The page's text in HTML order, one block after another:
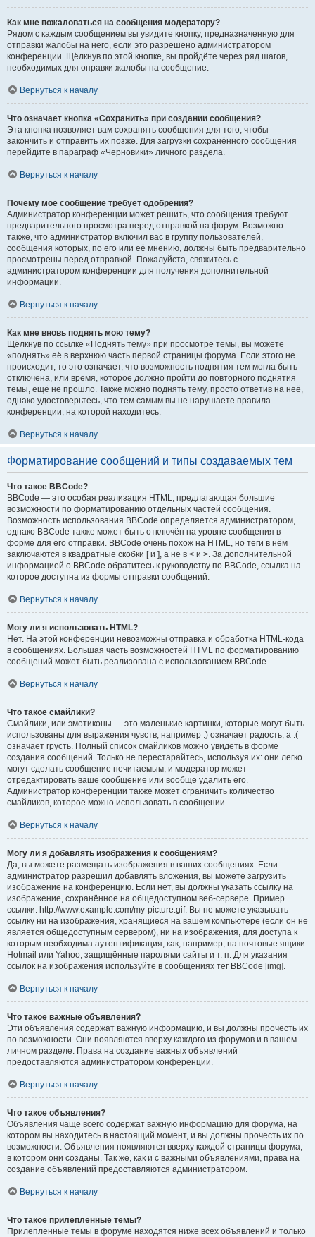
Как мне пожаловаться на сообщения модератору?
Рядом с каждым сообщением вы увидите кнопку, предназначенную для
отправки жалобы на него, если это разрешено администратором
конференции. Щёлкнув по этой кнопке, вы пройдёте через ряд шагов,
необходимых для оправки жалобы на сообщение.
Вернуться к началу
Что означает кнопка «Сохранить» при создании сообщения?
Эта кнопка позволяет вам сохранять сообщения для того, чтобы
закончить и отправить их позже. Для загрузки сохранённого сообщения
перейдите в параграф «Черновики» личного раздела.
Вернуться к началу
Почему моё сообщение требует одобрения?
Администратор конференции может решить, что сообщения требуют
предварительного просмотра перед отправкой на форум. Возможно
также, что администратор включил вас в группу пользователей,
сообщения которых, по его или её мнению, должны быть предварительно
просмотрены перед отправкой. Пожалуйста, свяжитесь с
администратором конференции для получения дополнительной
информации.
Вернуться к началу
Как мне вновь поднять мою тему?
Щёлкнув по ссылке «Поднять тему» при просмотре темы, вы можете
«поднять» её в верхнюю часть первой страницы форума. Если этого не
происходит, то это означает, что возможность поднятия тем могла быть
отключена, или время, которое должно пройти до повторного поднятия
темы, ещё не прошло. Также можно поднять тему, просто ответив на неё,
однако удостоверьтесь, что тем самым вы не нарушаете правила
конференции, на которой находитесь.
Вернуться к началу
Форматирование сообщений и типы создаваемых тем
Что такое BBCode?
BBCode — это особая реализация HTML, предлагающая большие
возможности по форматированию отдельных частей сообщения.
Возможность использования BBCode определяется администратором,
однако BBCode также может быть отключён на уровне сообщения в
форме для его отправки. BBCode очень похож на HTML, но теги в нём
заключаются в квадратные скобки [ и ], а не в < и >. За дополнительной
информацией о BBCode обратитесь к руководству по BBCode, ссылка на
которое доступна из формы отправки сообщений.
Вернуться к началу
Могу ли я использовать HTML?
Нет. На этой конференции невозможны отправка и обработка HTML-кода
в сообщениях. Большая часть возможностей HTML по форматированию
сообщений может быть реализована с использованием BBCode.
Вернуться к началу
Что такое смайлики?
Смайлики, или эмотиконы — это маленькие картинки, которые могут быть
использованы для выражения чувств, например :) означает радость, а :(
означает грусть. Полный список смайликов можно увидеть в форме
создания сообщений. Только не перестарайтесь, используя их: они легко
могут сделать сообщение нечитаемым, и модератор может
отредактировать ваше сообщение или вообще удалить его.
Администратор конференции также может ограничить количество
смайликов, которое можно использовать в сообщении.
Вернуться к началу
Могу ли я добавлять изображения к сообщениям?
Да, вы можете размещать изображения в ваших сообщениях. Если
администратор разрешил добавлять вложения, вы можете загрузить
изображение на конференцию. Если нет, вы должны указать ссылку на
изображение, сохранённое на общедоступном веб-сервере. Пример
ссылки: http://www.example.com/my-picture.gif. Вы не можете указывать
ссылку ни на изображения, хранящиеся на вашем компьютере (если он не
является общедоступным сервером), ни на изображения, для доступа к
которым необходима аутентификация, как, например, на почтовые ящики
Hotmail или Yahoo, защищённые паролями сайты и т. п. Для указания
ссылок на изображения используйте в сообщениях тег BBCode [img].
Вернуться к началу
Что такое важные объявления?
Эти объявления содержат важную информацию, и вы должны прочесть их
по возможности. Они появляются вверху каждого из форумов и в вашем
личном разделе. Права на создание важных объявлений
предоставляются администратором конференции.
Вернуться к началу
Что такое объявления?
Объявления чаще всего содержат важную информацию для форума, на
котором вы находитесь в настоящий момент, и вы должны прочесть их по
возможности. Объявления появляются вверху каждой страницы форума,
в котором они созданы. Так же, как и с важными объявлениями, права на
создание объявлений предоставляются администратором.
Вернуться к началу
Что такое прилепленные темы?
Прилепленные темы в форуме находятся ниже всех объявлений и только